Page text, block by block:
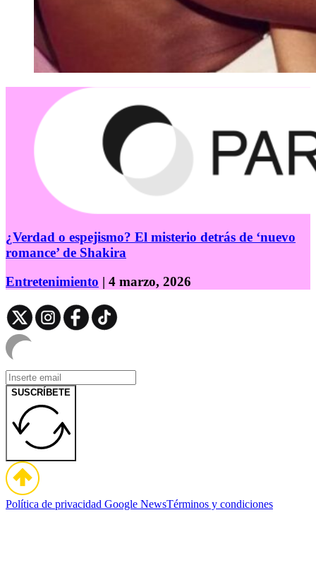
¿Verdad o espejismo? El misterio detrás de ‘nuevo
romance’ de Shakira
Entretenimiento | 4 marzo, 2026
SUSCRÍBETE
Política de privacidad Google NewsTérminos y condiciones